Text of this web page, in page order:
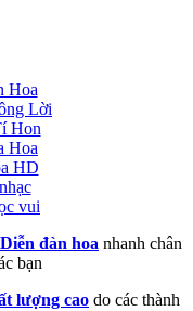
Hoa
Lời
Hon
Hoa
HD
vui
đàn hoa nhanh chân
bạn
lượng cao do các thành